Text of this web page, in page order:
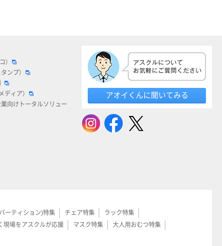
）
ンプ）
ディア）
向けトータルソリュー
アオイくんに聞いてみる
ーティション)特集 チェア特集
ラック特集
現場をアスクルが応援 マスク特集
大人用おむつ特集